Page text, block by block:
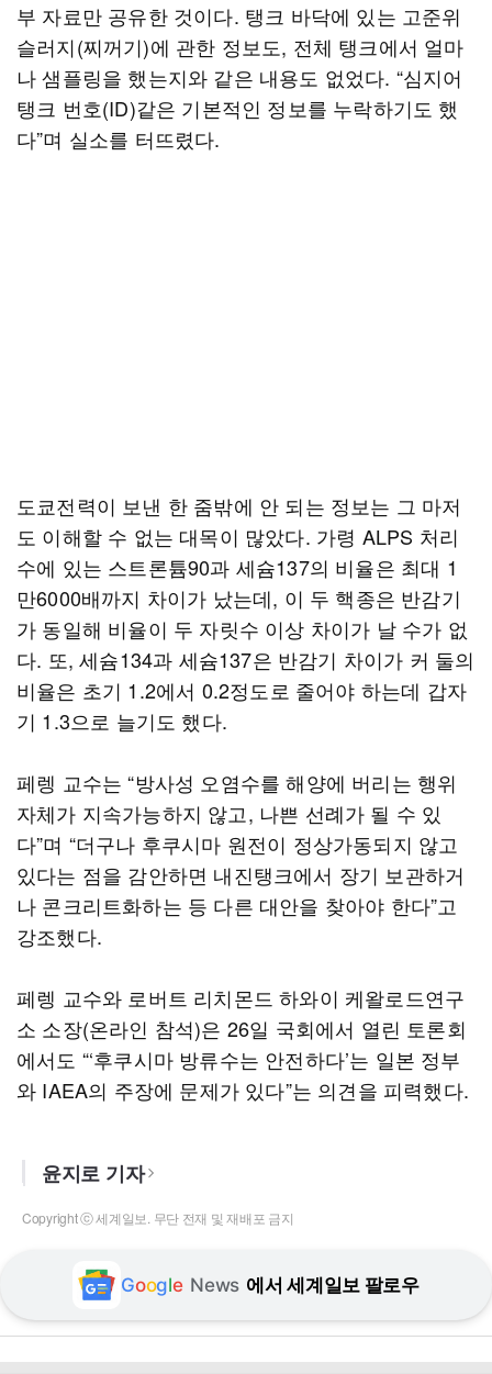
부 자료만 공유한 것이다. 탱크 바닥에 있는 고준위
슬러지(찌꺼기)에 관한 정보도, 전체 탱크에서 얼마
나 샘플링을 했는지와 같은 내용도 없었다. “심지어
탱크 번호(ID)같은 기본적인 정보를 누락하기도 했
다”며 실소를 터뜨렸다.
도쿄전력이 보낸 한 줌밖에 안 되는 정보는 그 마저
도 이해할 수 없는 대목이 많았다. 가령 ALPS 처리
수에 있는 스트론튬90과 세슘137의 비율은 최대 1
만6000배까지 차이가 났는데, 이 두 핵종은 반감기
가 동일해 비율이 두 자릿수 이상 차이가 날 수가 없
다. 또, 세슘134과 세슘137은 반감기 차이가 커 둘의
비율은 초기 1.2에서 0.2정도로 줄어야 하는데 갑자
기 1.3으로 늘기도 했다.
페렝 교수는 “방사성 오염수를 해양에 버리는 행위
자체가 지속가능하지 않고, 나쁜 선례가 될 수 있
다”며 “더구나 후쿠시마 원전이 정상가동되지 않고
있다는 점을 감안하면 내진탱크에서 장기 보관하거
나 콘크리트화하는 등 다른 대안을 찾아야 한다”고
강조했다.
페렝 교수와 로버트 리치몬드 하와이 케왈로드연구
소 소장(온라인 참석)은 26일 국회에서 열린 토론회
에서도 “‘후쿠시마 방류수는 안전하다’는 일본 정부
와 IAEA의 주장에 문제가 있다”는 의견을 피력했다.
윤지로 기자
Copyright ⓒ 세계일보. 무단 전재 및 재배포 금지
Google News 에서 세계일보 팔로우